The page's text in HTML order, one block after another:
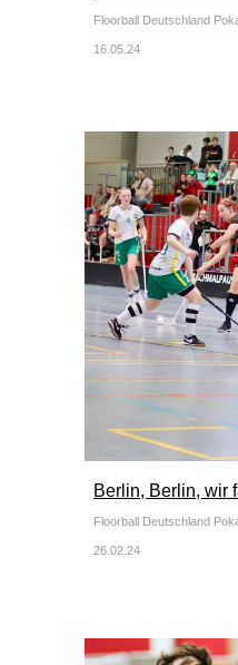
Floorball Deutschland
16.05.24
Berlin, Berlin, wir
Floorball Deutschland
26 .02.24